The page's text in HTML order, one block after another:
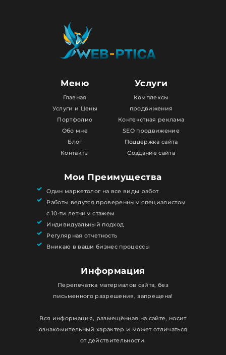
Меню
Главная
Услуги и Цены
Портфолио
Обо мне
Блог
Контакты
Услуги
Комплексы
продвижения
Контекстная реклама
SEO продвижение
Поддержка сайта
Создание сайта
Мои Преимущества
Один маркетолог на все виды работ
Работы ведутся проверенным специалистом
с 10-ти летним стажем
Индивидуальный подход
Регулярная отчетность
Вникаю в ваши бизнес процессы
Информация
Перепечатка материалов сайта, без
письменного разрешения, запрещена!
Вся информация, размещённая на сайте, носит
ознакомительный характер и может отличаться
от действительности.